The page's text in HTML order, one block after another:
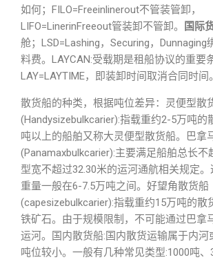
如何；FILO=Freeinlinerout不管装管卸，
LIFO=LinerinFreeout管装卸不管卸。
国际
舱；LSD=Lashing，Securing，Dunnaging
料费。LAYCAN:受载期是租船协议的重要
LAY=LAYTIME，即装卸时间取消合同时间。
散货船的种类，根据吨位差异：灵便型散
(Handysizebulkcarier):指载重约2-5万吨的
吨以上的船舶又称大灵便型散货船。巴拿
(Panamaxbulkcarier):主要满足船舶总长不
型宽不超过32.30米的运河通航相关规定
重量一般在6-7.5万吨之间。好望角散货船
(capesizebulkcarier):指载重约15万吨的散
铁矿石。由于规模限制，不可能通过巴拿
运河。国内散货船:国内散货运输属于内河
吨位较小。一般有几种常见类型:1000吨、